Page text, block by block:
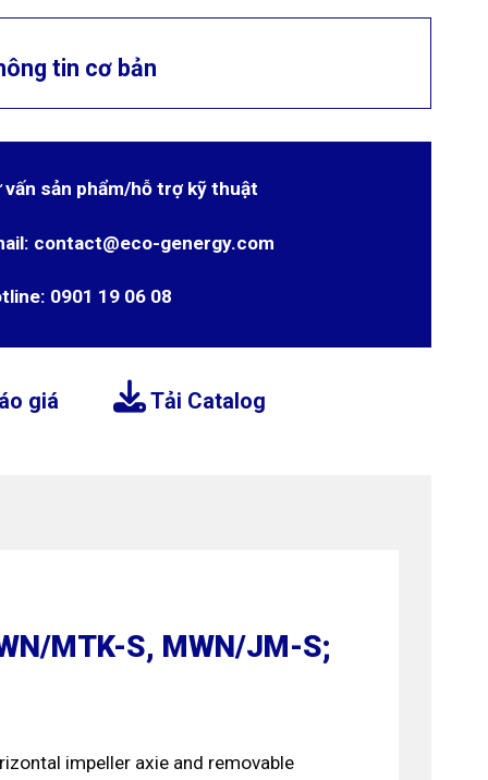
tin cơ bản
vấn sản phẩm/hỗ trợ kỹ thuật
contact@eco-genergy.com
0901 19 06 08
giá Tải Catalog
MTK-S, MWN/JM-S;
impeller axie and removable